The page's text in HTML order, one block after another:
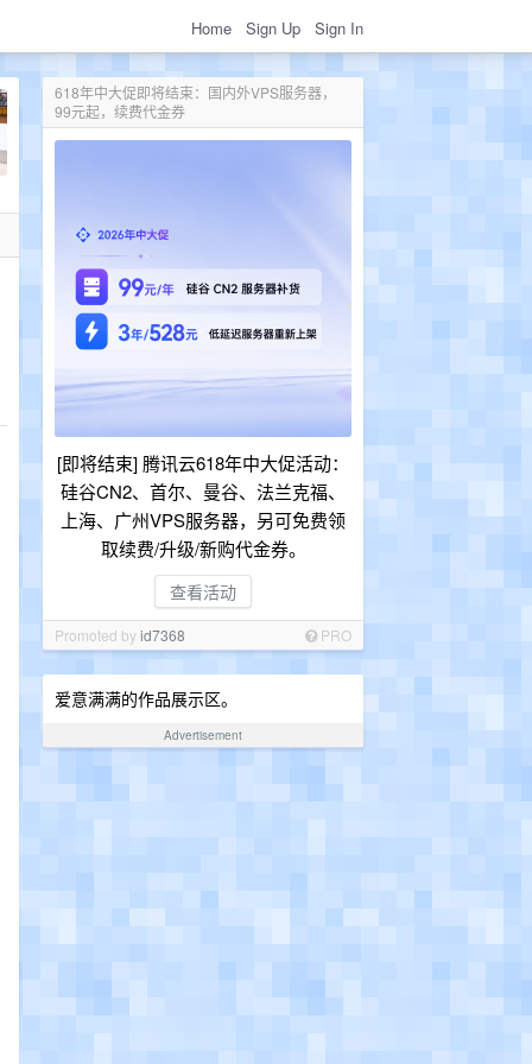
Home Sign Up Sign In
618年中大促即将结束：国内外VPS服务器，
99元起，续费代金券
[即将结束] 腾讯云618年中大促活动：
硅谷CN2、首尔、曼谷、法兰克福、
上海、广州VPS服务器，另可免费领
取续费/升级/新购代金券。
查看活动
Promoted byid7368 PRO
爱意满满的作品展示区。
Advertisement